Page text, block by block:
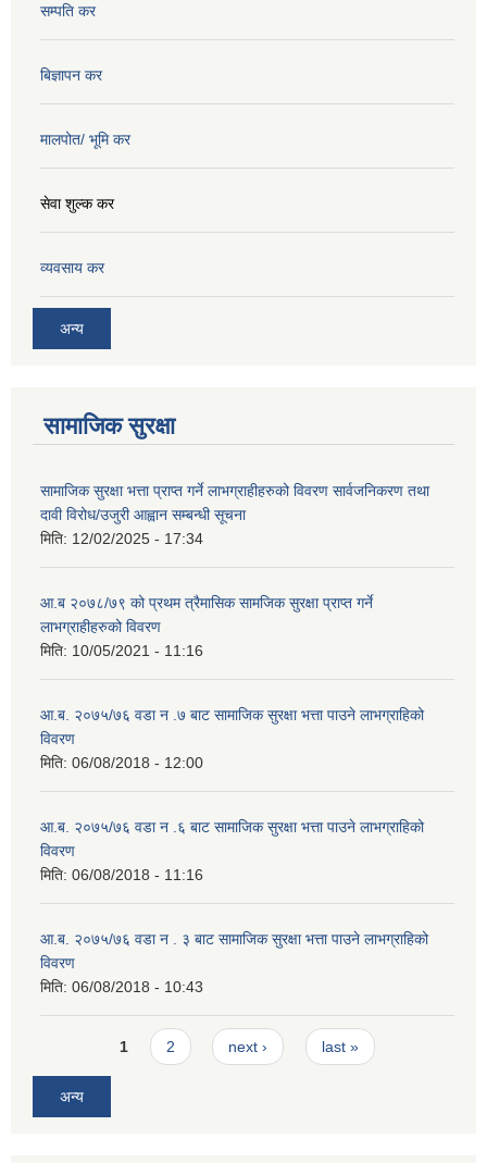
सम्पति कर
बिज्ञापन कर
मालपोत/ भूमि कर
सेवा शुल्क कर
व्यवसाय कर
अन्य
सामाजिक सुरक्षा
सामाजिक सुरक्षा भत्ता प्राप्त गर्ने लाभग्राहीहरुको विवरण सार्वजनिकरण तथा
दावी विरोध/उजुरी आह्वान सम्बन्धी सूचना
मिति: 12/02/2025 - 17:34
आ.ब २०७८/७९ को प्रथम त्रैमासिक सामजिक सुरक्षा प्राप्त गर्ने
लाभग्राहीहरुको विवरण
मिति: 10/05/2021 - 11:16
आ.ब. २०७५/७६ वडा न .७ बाट सामाजिक सुरक्षा भत्ता पाउने लाभग्राहिको
विवरण
मिति: 06/08/2018 - 12:00
आ.ब. २०७५/७६ वडा न .६ बाट सामाजिक सुरक्षा भत्ता पाउने लाभग्राहिको
विवरण
मिति: 06/08/2018 - 11:16
आ.ब. २०७५/७६ वडा न . ३ बाट सामाजिक सुरक्षा भत्ता पाउने लाभग्राहिको
विवरण
मिति: 06/08/2018 - 10:43
Pages1 2 next › last »
अन्य